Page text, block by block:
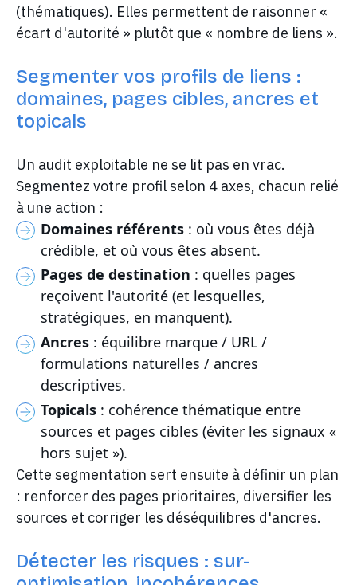
(thématiques). Elles permettent de raisonner «
écart d'autorité » plutôt que « nombre de liens ».
Segmenter vos profils de liens :
domaines, pages cibles, ancres et
topicals
Un audit exploitable ne se lit pas en vrac.
Segmentez votre profil selon 4 axes, chacun relié
à une action :
Domaines référents : où vous êtes déjà
crédible, et où vous êtes absent.
Pages de destination : quelles pages
reçoivent l'autorité (et lesquelles,
stratégiques, en manquent).
Ancres : équilibre marque / URL /
formulations naturelles / ancres
descriptives.
Topicals : cohérence thématique entre
sources et pages cibles (éviter les signaux «
hors sujet »).
Cette segmentation sert ensuite à définir un plan
: renforcer des pages prioritaires, diversifier les
sources et corriger les déséquilibres d'ancres.
Détecter les risques : sur-